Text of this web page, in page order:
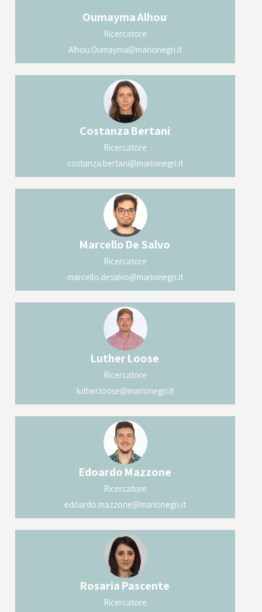
OumaymaAlhou
Ricercatore
Alhou.Oumayma@marionegri.it
CostanzaBertani
Ricercatore
costanza.bertani@marionegri.it
MarcelloDe Salvo
Ricercatore
marcello.desalvo@marionegri.it
LutherLoose
Ricercatore
luther.loose@marionegri.it
EdoardoMazzone
Ricercatore
edoardo.mazzone@marionegri.it
RosariaPascente
Ricercatore